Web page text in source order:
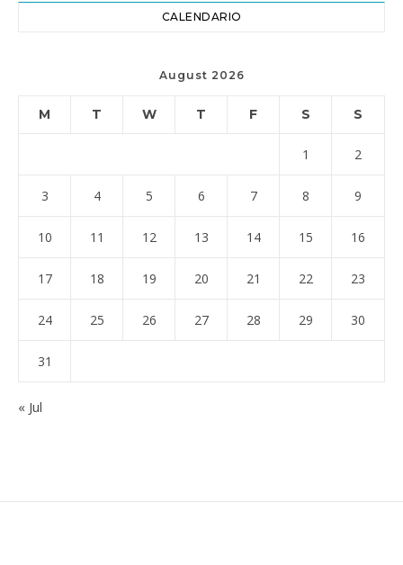
CALENDARIO
August 2026
M T W T F S S
1 2
3 4 5 6 7 8 9
10 11 12 13 14 15 16
17 18 19 20 21 22 23
24 25 26 27 28 29 30
31
« Jul